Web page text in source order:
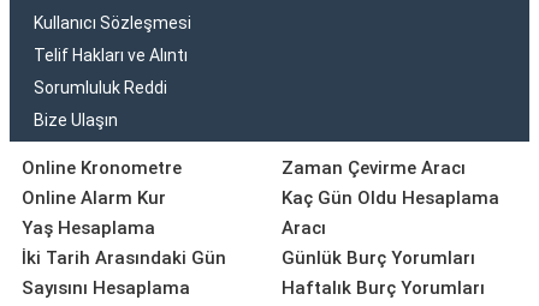
Kullanıcı Sözleşmesi
Telif Hakları ve Alıntı
Sorumluluk Reddi
Bize Ulaşın
Online Kronometre
Online Alarm Kur
Yaş Hesaplama
İki Tarih Arasındaki Gün
Sayısını Hesaplama
Zaman Çevirme Aracı
Kaç Gün Oldu Hesaplama
Aracı
Günlük Burç Yorumları
Haftalık Burç Yorumları